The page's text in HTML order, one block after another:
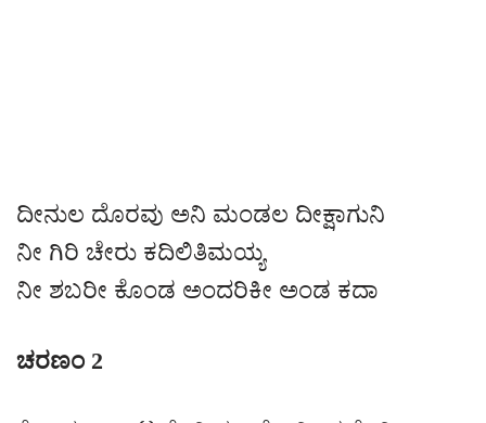
ದೀನುಲ ದೊರವು ಅನಿ ಮಂಡಲ ದೀಕ್ಷಾಗುನಿ
ನೀ ಗಿರಿ ಚೇರು ಕದಿಲಿತಿಮಯ್ಯ
ನೀ ಶಬರೀ ಕೊಂಡ ಅಂದರಿಕೀ ಅಂಡ ಕದಾ
ಚರಣಂ 2